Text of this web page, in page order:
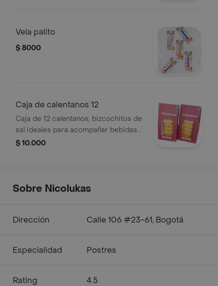
Vela palito
$ 8000
Caja de calentanos 12
Caja de 12 calentanos, bizcochitos de
sal ideales para acompañar bebidas
calientes.
$ 10.000
Sobre Nicolukas
Dirección Calle 106 #23-61, Bogotá
Especialidad Postres
Rating 4.5